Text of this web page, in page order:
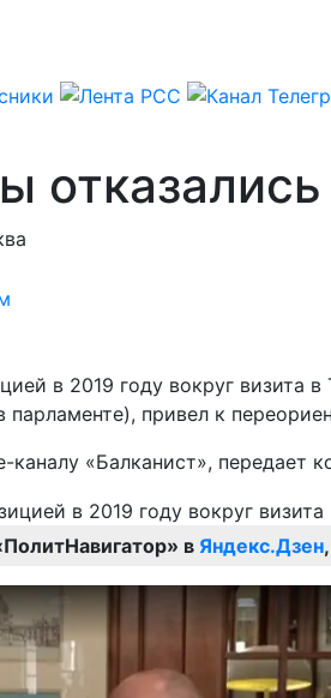
в 2019 году вокруг
привел к
«Балканист», передает
в Яндекс.Дзен,